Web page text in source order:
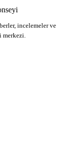
incelemeler ve
merkezi.